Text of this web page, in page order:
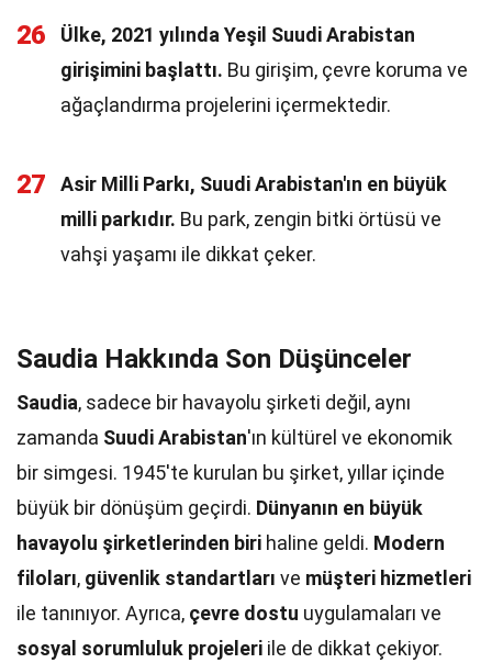
26
Ülke, 2021 yılında Yeşil Suudi Arabistan
girişimini başlattı. Bu girişim, çevre koruma ve
ağaçlandırma projelerini içermektedir.
27
Asir Milli Parkı, Suudi Arabistan'ın en büyük
milli parkıdır. Bu park, zengin bitki örtüsü ve
vahşi yaşamı ile dikkat çeker.
Saudia Hakkında Son Düşünceler
Saudia, sadece bir havayolu şirketi değil, aynı
zamanda Suudi Arabistan'ın kültürel ve ekonomik
bir simgesi. 1945'te kurulan bu şirket, yıllar içinde
büyük bir dönüşüm geçirdi. Dünyanın en büyük
havayolu şirketlerinden biri haline geldi. Modern
filoları, güvenlik standartları ve müşteri hizmetleri
ile tanınıyor. Ayrıca, çevre dostu uygulamaları ve
sosyal sorumluluk projeleri ile de dikkat çekiyor.